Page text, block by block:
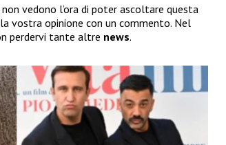
vedono l’ora di poter ascoltare questa
vostra opinione con un commento. Nel
perdervi tante altre news.